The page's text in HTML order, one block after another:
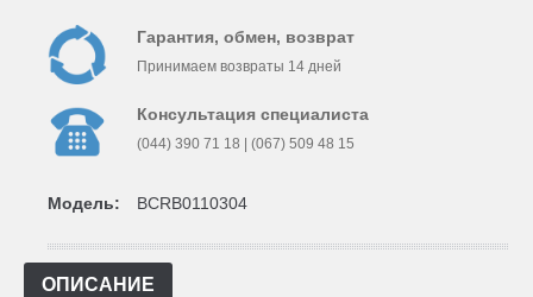
Гарантия, обмен, возврат
Принимаем возвраты 14 дней
Консультация специалиста
(044) 390 71 18 | (067) 509 48 15
Модель: BCRB0110304
ОПИСАНИЕ